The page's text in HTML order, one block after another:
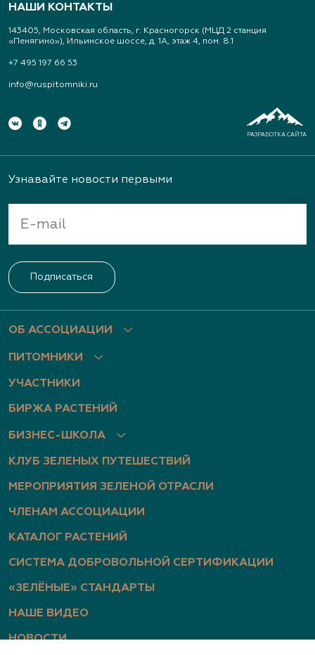
НАШИ КОНТАКТЫ
143405, Московская область, г. Красногорск (МЦД 2 станция
«Пенягино»), Ильинское шоссе, д. 1А, этаж 4, пом. 8.1
+7 495 197 66 53
info@ruspitomniki.ru
РАЗРАБОТКА САЙТА
ОБ АССОЦИАЦИИ
ПИТОМНИКИ
УЧАСТНИКИ
БИРЖА РАСТЕНИЙ
БИЗНЕС-ШКОЛА
КЛУБ ЗЕЛЕНЫХ ПУТЕШЕСТВИЙ
МЕРОПРИЯТИЯ ЗЕЛЕНОЙ ОТРАСЛИ
ЧЛЕНАМ АССОЦИАЦИИ
КАТАЛОГ РАСТЕНИЙ
СИСТЕМА ДОБРОВОЛЬНОЙ СЕРТИФИКАЦИИ
«ЗЕЛЁНЫЕ» СТАНДАРТЫ
НАШЕ ВИДЕО
НОВОСТИ
Узнавайте новости первыми
Подписаться